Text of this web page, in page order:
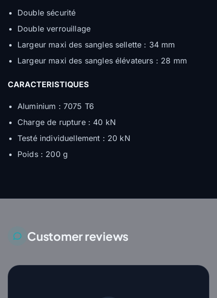
Double sécurité
Double verrouillage
Largeur maxi des sangles sellette : 34 mm
Largeur maxi des sangles élévateurs : 28 mm
CARACTERISTIQUES
Aluminium : 7075 T6
Charge de rupture : 40 kN
Testé individuellement : 20 kN
Poids : 200 g
Customer reviews